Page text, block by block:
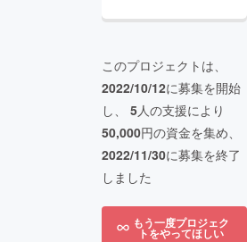
このプロジェクトは、
2022/10/12に募集を開始
し、 5人の支援により
50,000円の資金を集め、
2022/11/30に募集を終了
しました
もう一度プロジェク
トをやってほしい